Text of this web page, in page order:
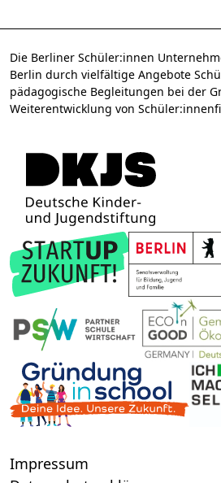
Die Berliner Schüler:innen
Berlin durch vielfältige Angebote
pädagogische Begleitungen bei der
Weiterentwicklung von
Impressum